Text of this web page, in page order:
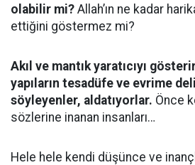
olabilir mi? Allah’ın ne kadar
ettiğini göstermez mi?
Akıl ve mantık yaratıcıyı
yapıların tesadüfe ve evrime
söyleyenler, aldatıyorlar. Önce
sözlerine inanan insanları…
Hele hele kendi düşünce ve